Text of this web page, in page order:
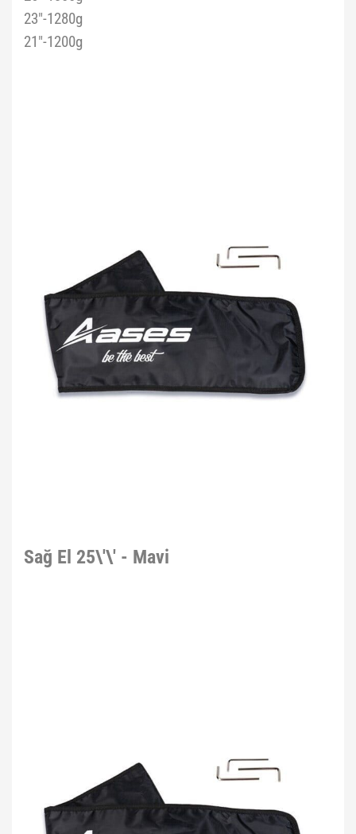
23"-1280g
21"-1200g
Sağ El 25\'\' - Mavi